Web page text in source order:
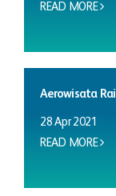
READ MORE
Aerowisata
28 Apr 2021
READ MORE